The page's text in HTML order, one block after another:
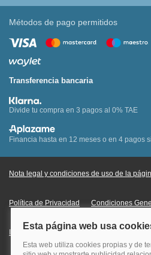
Métodos de pago permitidos
Transferencia bancaria
Divide tu compra en 3 pagos al 0% TAE
Financia hasta en 12 meses o en 4 pagos
Nota legal y condiciones de uso de la
Política de Privacidad Condiciones
Información Legal sobre Mercados en Línea